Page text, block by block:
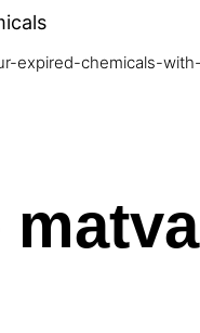
expired-chemicals-